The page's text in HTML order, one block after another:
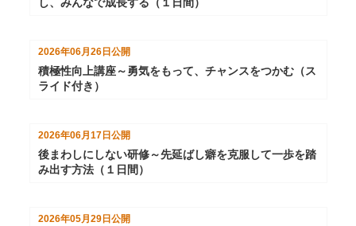
2026年06月26日 公開
積極性向上講座～勇気をもって、チャンスをつかむ（ス
ライド付き）
2026年06月17日 公開
後まわしにしない研修～先延ばし癖を克服して一歩を踏
み出す方法（１日間）
2026年05月29日 公開